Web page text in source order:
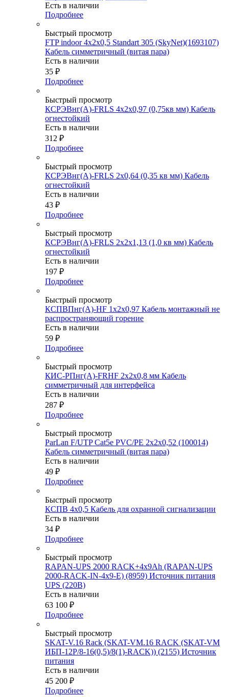
Есть в наличии
Подробнее
Быстрый просмотр
FTP indoor 4x2x0,5 Standart 305 (SkyNet)(1693107)
Кабель симметричный (витая пара)
Есть в наличии
35 ₽
Подробнее
Быстрый просмотр
КСРЭВнг(А)-FRLS 4х2х0,97 (0,75кв мм) Кабель
огнестойкий
Есть в наличии
312 ₽
Подробнее
Быстрый просмотр
КСРЭВнг(А)-FRLS 2х0,64 (0,35 кв мм) Кабель
огнестойкий
Есть в наличии
43 ₽
Подробнее
Быстрый просмотр
КСРЭВнг(А)-FRLS 2х2х1,13 (1,0 кв мм) Кабель
огнестойкий
Есть в наличии
197 ₽
Подробнее
Быстрый просмотр
КСПВПнг(А)-HF 1х2х0,97 Кабель монтажный не
распространяющий горение
Есть в наличии
59 ₽
Подробнее
Быстрый просмотр
КИС-РПнг(А)-FRHF 2х2х0,8 мм Кабель
симметричный для интерфейса
Есть в наличии
287 ₽
Подробнее
Быстрый просмотр
ParLan F/UTP Cat5e PVC/PE 2х2х0,52 (100014)
Кабель симметричный (витая пара)
Есть в наличии
49 ₽
Подробнее
Быстрый просмотр
КСПВ 4х0,5 Кабель для охранной сигнализации
Есть в наличии
34 ₽
Подробнее
Быстрый просмотр
RAPAN-UPS 2000 RACK+4х9Ah (RAPAN-UPS
2000-RACK-IN-4х9-E) (8959) Источник питания
UPS (220В)
Есть в наличии
63 100 ₽
Подробнее
Быстрый просмотр
SKAT-V.16 Rack (SKAT-VM.16 RACK (SKAT-VM
ИБП-12Р/8-16(0,5)/8(1)-RACK)) (2155) Источник
питания
Есть в наличии
45 200 ₽
Подробнее